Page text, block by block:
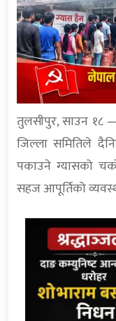
तुलसीपुर, साउन १८
जिल्ला समितिले
पकाउने ग्यासको
सहज आपूर्तिको